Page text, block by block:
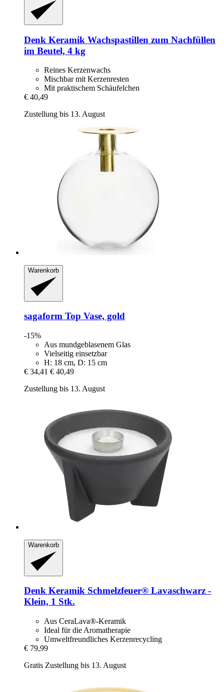
Denk Keramik Wachspastillen zum Nachfüllen
im Beutel, 4 kg
Reines Kerzenwachs
Mischbar mit Kerzenresten
Mit praktischem Schäufelchen
€ 40,49
Zustellung bis 13. August
Warenkorb
sagaform Top Vase, gold
-15%
Aus mundgeblasenem Glas
Vielseitig einsetzbar
H: 18 cm, D: 15 cm
€ 34,41 € 40,49
Zustellung bis 13. August
Warenkorb
Denk Keramik Schmelzfeuer® Lavaschwarz -​
Klein, 1 Stk.
Aus CeraLava®-Keramik
Ideal für die Aromatherapie
Umweltfreundliches Kerzenrecycling
€ 79,99
Gratis Zustellung bis 13. August